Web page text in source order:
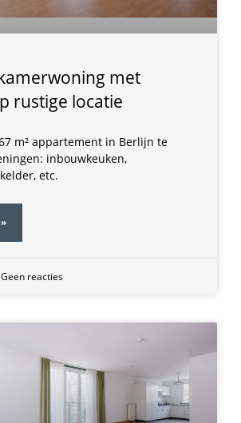
met
rustige locatie
m² appartement in Berlijn te
inbouwkeuken,
etc.
Geen reacties